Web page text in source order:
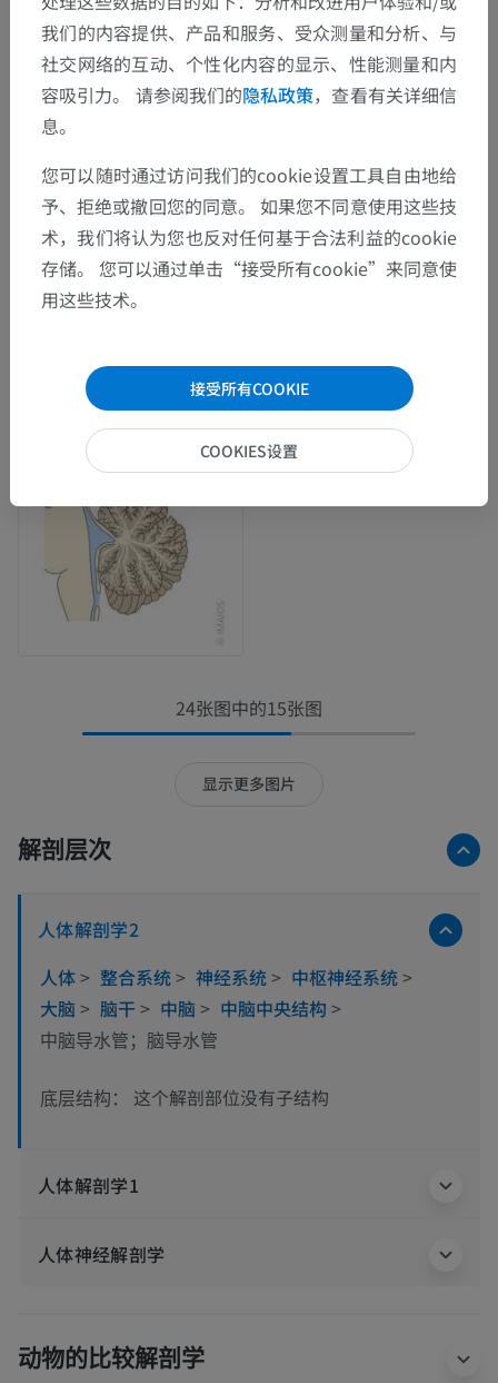
24张图中的15张图
显示更多图片
解剖层次
人体解剖学2
人体> 整合系统> 神经系统> 中枢神经系统>
大脑 > 脑干> 中脑 > 中脑中央结构 >
中脑导水管；脑导水管
底层结构： 这个解剖部位没有子结构
人体解剖学1
人体神经解剖学
动物的比较解剖学
我们的内容提供、产品和服务、受众测量和分析、与
社交网络的互动、个性化内容的显示、性能测量和内
容吸引力。 请参阅我们的隐私政策，查看有关详细信
息。
您可以随时通过访问我们的cookie设置工具自由地给
予、拒绝或撤回您的同意。 如果您不同意使用这些技
术，我们将认为您也反对任何基于合法利益的cookie
存储。 您可以通过单击“接受所有cookie”来同意使
用这些技术。
接受所有COOKIE
COOKIES设置